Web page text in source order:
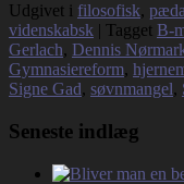
Udgivet i filosofisk,
videnskabsk | Tagget B-
Gerlach, Dennis
Gymnasiereform,
Signe Gad, søvnmangel,
Seneste indlæg